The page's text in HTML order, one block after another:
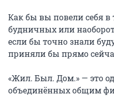
Как бы вы повели себя
будничных или
если бы точно знали
приняли бы прямо
«Жил. Был. Дом.» — это
объединённых общим